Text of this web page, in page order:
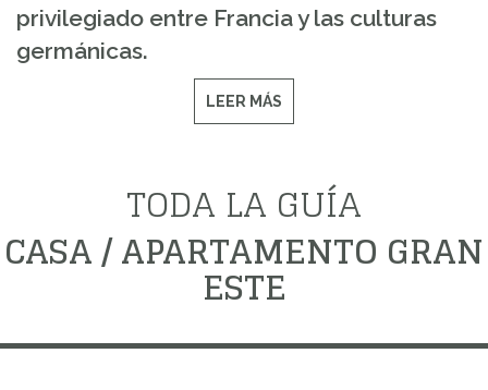
privilegiado entre Francia y las culturas
germánicas.
LEER MÁS
TODA LA GUÍA
CASA / APARTAMENTO GRAN
ESTE